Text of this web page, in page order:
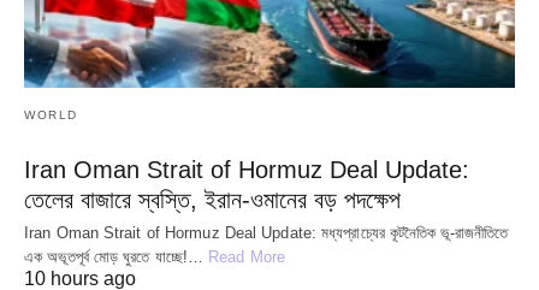
WORLD
Iran Oman Strait of Hormuz Deal Update:
তেলের বাজারে স্বস্তি, ইরান-ওমানের বড় পদক্ষেপ
Iran Oman Strait of Hormuz Deal Update: মধ্যপ্রাচ্যের কূটনৈতিক ভূ-রাজনীতিতে
এক অভূতপূর্ব মোড় ঘুরতে যাচ্ছে!…
Read More
10 hours ago